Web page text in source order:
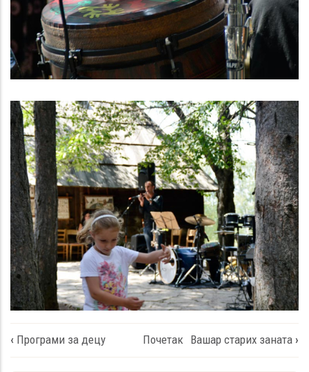
Book
‹ Програми за децу Почетак Вашар старих заната ›